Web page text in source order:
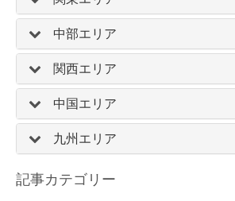
中部エリア
関西エリア
中国エリア
九州エリア
記事カテゴリー